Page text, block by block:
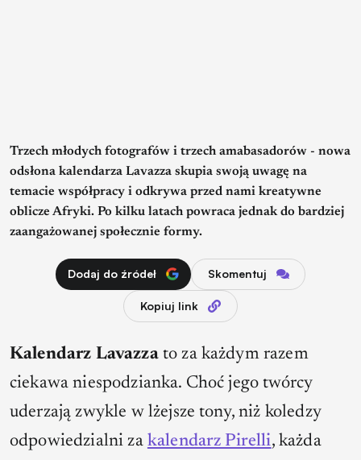
Trzech młodych fotografów i trzech amabasadorów - nowa
odsłona kalendarza Lavazza skupia swoją uwagę na
temacie współpracy i odkrywa przed nami kreatywne
oblicze Afryki. Po kilku latach powraca jednak do bardziej
zaangażowanej społecznie formy.
Dodaj do źródeł Skomentuj
Kopiuj link
Kalendarz Lavazzato za każdym razem
ciekawa niespodzianka. Choć jego twórcy
uderzają zwykle w lżejsze tony, niż koledzy
odpowiedzialni za kalendarz Pirelli, każda